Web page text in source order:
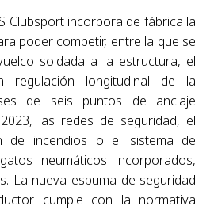
Clubsport incorpora de fábrica la
poder competir, entre la que se
soldada a la estructura, el
regulación longitudinal de la
de seis puntos de anclaje
las redes de seguridad, el
de incendios o el sistema de
neumáticos incorporados,
La nueva espuma de seguridad
cumple con la normativa